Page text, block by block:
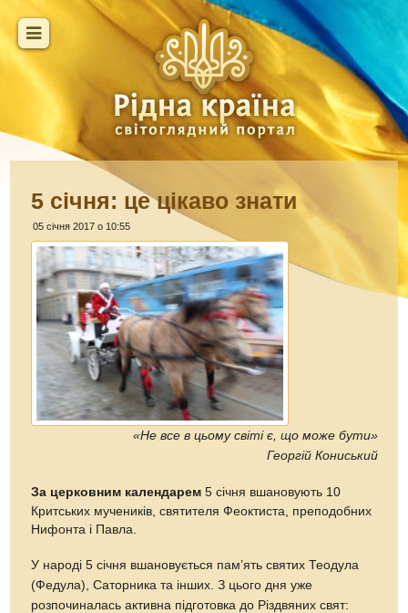
5 січня: це цікаво знати
05 січня 2017 о 10:55
«Не все в цьому світі є, що може бути»
Георгій Кониський
За церковним календарем 5 січня вшановують 10
Критських мучеників, святителя Феоктиста, преподобних
Нифонта і Павла.
У народі 5 січня вшановується пам’ять святих Теодула
(Федула), Саторника та інших. З цього дня уже
розпочиналась активна підготовка до Різдвяних свят: